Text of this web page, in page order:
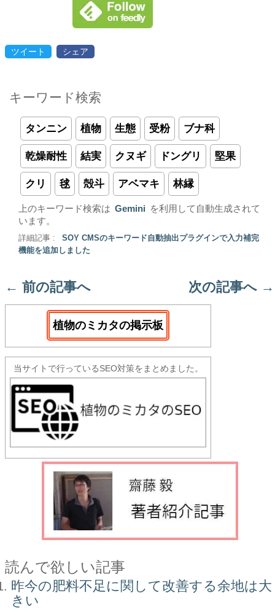
ツイート シェア
キーワード検索
タンニン 植物 生態 受粉 ブナ科
乾燥耐性 結実 クヌギ ドングリ 堅果
クリ 毬 殻斗 アベマキ 林縁
上のキーワード検索は Gemini
を利用して自動生成されて
います。
詳細記事 :
SOY CMSのキーワード自動抽出プラグインで入力補完
機能を追加しました
← 前の記事へ 次の記事へ →
植物のミカタの掲示板
当サイトで行っているSEO対策をまとめました。
読んで欲しい記事
昨今の肥料不足に関して改善する余地は大
きい